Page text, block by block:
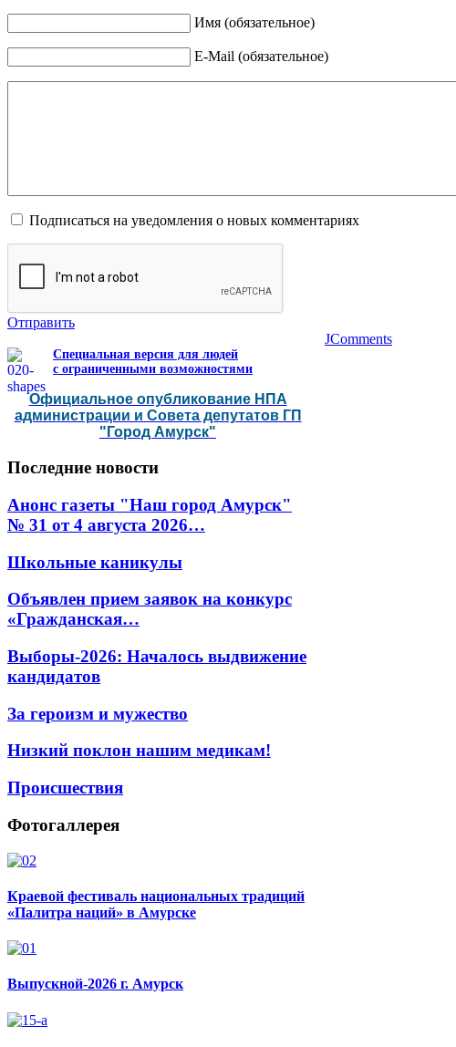
Имя (обязательное)
E-Mail (обязательное)
Подписаться на уведомления о новых комментариях
Отправить
JComments
Специальная версия для людей
с ограниченными возможностями
Официальное опубликование НПА
администрации и Совета депутатов ГП
"Город Амурск"
Последние новости
Анонс газеты "Наш город Амурск"
№ 31 от 4 августа 2026…
Школьные каникулы
Объявлен прием заявок на конкурс
«Гражданская…
Выборы-2026: Началось выдвижение
кандидатов
За героизм и мужество
Низкий поклон нашим медикам!
Происшествия
Фотогаллерея
Краевой фестиваль национальных традиций
«Палитра наций» в Амурске
Выпускной-2026 г. Амурск